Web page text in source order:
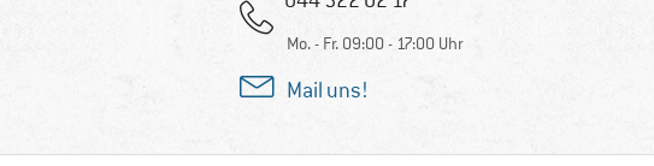
Mo. - Fr. 09:00 - 17:00 Uhr
Mail uns!